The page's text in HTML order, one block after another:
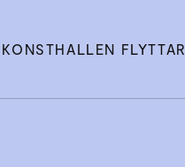
KONSTHALLEN FLYTTAR